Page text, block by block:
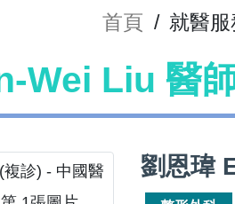
首頁 / 就醫
Wei Liu 醫
劉恩瑋